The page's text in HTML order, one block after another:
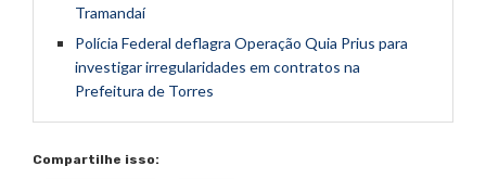
Tramandaí
Polícia Federal deflagra Operação Quia Prius para
investigar irregularidades em contratos na
Prefeitura de Torres
Compartilhe isso: